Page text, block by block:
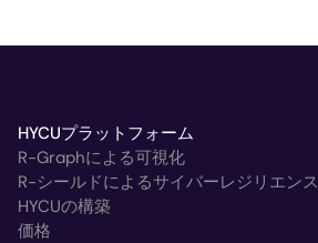
HYCUプラットフォーム
R-Graphによる可視化
R-シールドによるサイバーレジリエンス
HYCUの構築
価格